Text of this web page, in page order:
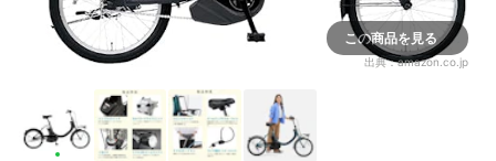
この商品を見る
出典：amazon.co.jp